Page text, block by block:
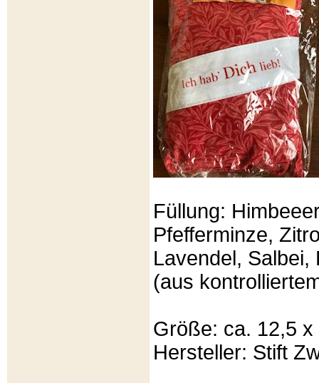
Füllung:
Pfefferminze,
Lavendel, Salbei,
(aus
Größe: ca. 12,5 x
Hersteller: Stift